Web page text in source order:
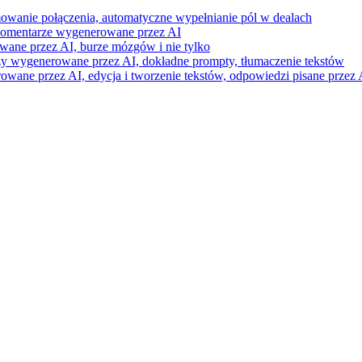
połączenia, automatyczne wypełnianie pól w dealach
wygenerowane przez AI
przez AI, burze mózgów i nie tylko
wygenerowane przez AI, dokładne prompty, tłumaczenie tekstów
przez AI, edycja i tworzenie tekstów, odpowiedzi pisane przez